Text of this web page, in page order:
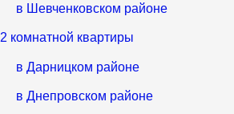
в Шевченковском районе
2 комнатной квартиры
в Дарницком районе
в Днепровском районе